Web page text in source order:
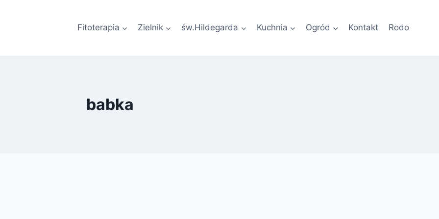
Fitoterapia Zielnik św.Hildegarda Kuchnia Ogród Kontakt Rodo
babka